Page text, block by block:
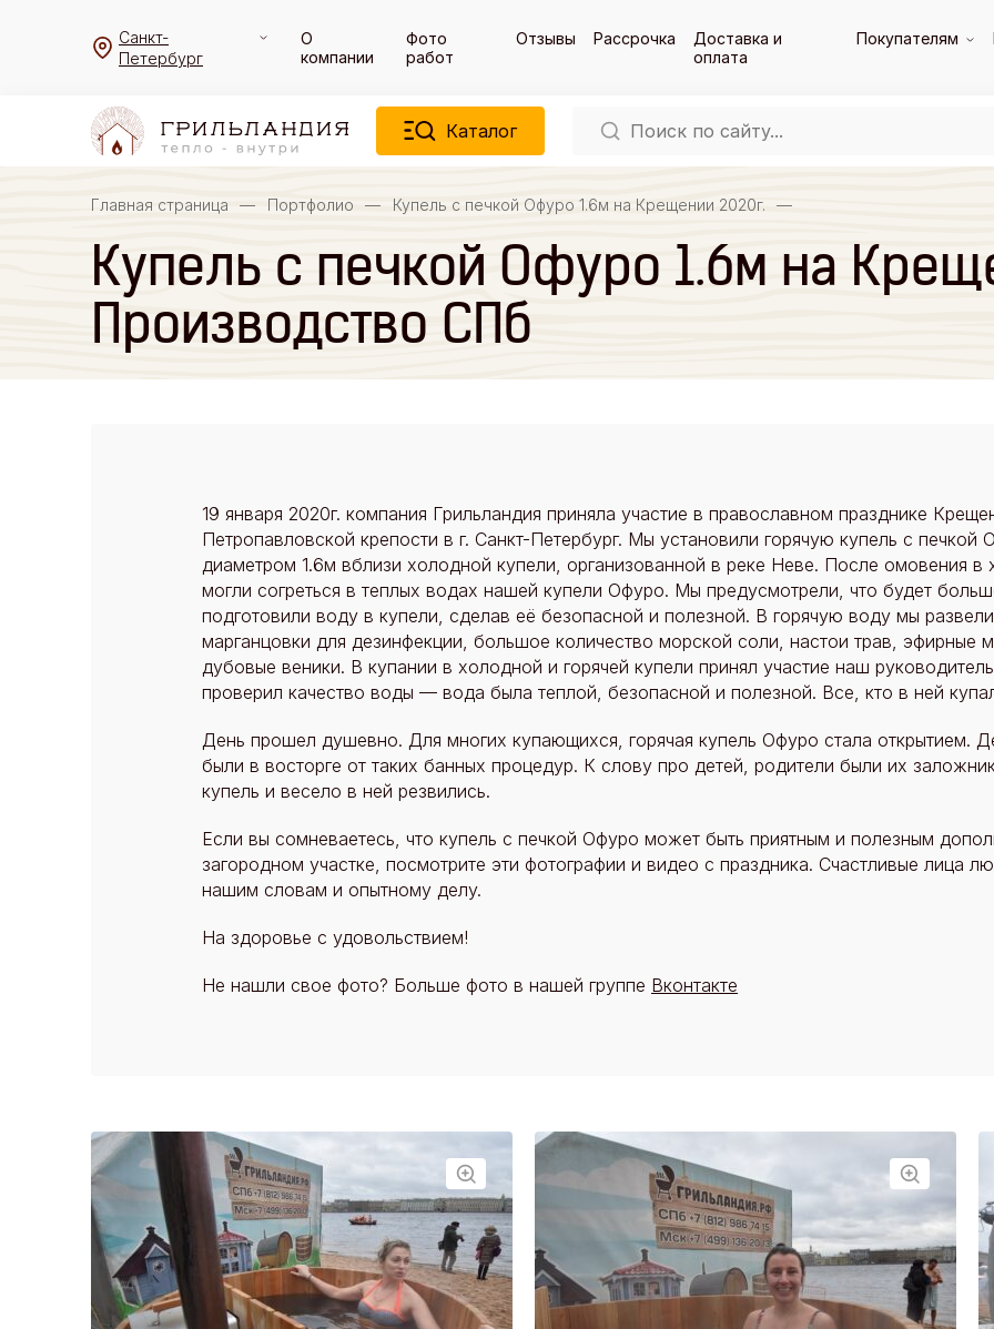
Санкт-
Петербург
О
компании
Фото
работ
Отзывы Рассрочка
Доставка и
оплата
Покупателям
Каталог
Главная страница — Портфолио — Купель с печкой Офуро 1.6м на Крещении 2020г. —
Купель с печкой Офуро 1.6м на
Производство СПб
19 января 2020г. компания Грильландия приняла участие в православном празднике
Петропавловской крепости в г. Санкт-Петербург. Мы установили горячую купель с
диаметром 1.6м вблизи холодной купели, организованной в реке Неве. После омовения
могли согреться в теплых водах нашей купели Офуро. Мы предусмотрели, что будет
подготовили воду в купели, сделав её безопасной и полезной. В горячую воду мы
марганцовки для дезинфекции, большое количество морской соли, настои трав, эфирные
дубовые веники. В купании в холодной и горячей купели принял участие наш
проверил качество воды — вода была теплой, безопасной и полезной. Все, кто в ней
День прошел душевно. Для многих купающихся, горячая купель Офуро стала открытием.
были в восторге от таких банных процедур. К слову про детей, родители были их
купель и весело в ней резвились.
Если вы сомневаетесь, что купель с печкой Офуро может быть приятным и полезным
загородном участке, посмотрите эти фотографии и видео с праздника. Счастливые лица
нашим словам и опытному делу.
На здоровье с удовольствием!
Не нашли свое фото? Больше фото в нашей группе Вконтакте